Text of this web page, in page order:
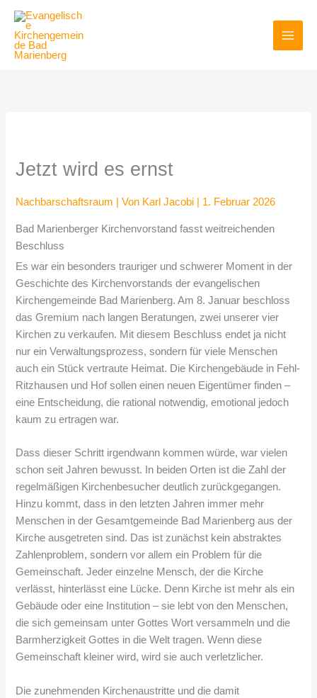
Inhalt
springen
Jetzt wird es ernst
Nachbarschaftsraum | Von Karl Jacobi 1. Februar 2026
Bad Marienberger Kirchenvorstand fasst weitreichenden
Beschluss
Es war ein besonders trauriger und schwerer Moment in der
Geschichte des Kirchenvorstands der evangelischen
Kirchengemeinde Bad Marienberg. Am 8. Januar beschloss
das Gremium nach langen Beratungen, zwei unserer vier
Kirchen zu verkaufen. Mit diesem Beschluss endet ja nicht
nur ein Verwaltungsprozess, sondern für viele Menschen
auch ein Stück vertraute Heimat. Die Kirchengebäude in Fehl-
Ritzhausen und Hof sollen einen neuen Eigentümer finden –
eine Entscheidung, die rational notwendig, emotional jedoch
kaum zu ertragen war.
Dass dieser Schritt irgendwann kommen würde, war vielen
schon seit Jahren bewusst. In beiden Orten ist die Zahl der
regelmäßigen Kirchenbesucher deutlich zurückgegangen.
Hinzu kommt, dass in den letzten Jahren immer mehr
Menschen in der Gesamtgemeinde Bad Marienberg aus der
Kirche ausgetreten sind. Das ist zunächst kein abstraktes
Zahlenproblem, sondern vor allem ein Problem für die
Gemeinschaft. Jeder einzelne Mensch, der die Kirche
verlässt, hinterlässt eine Lücke. Denn Kirche ist mehr als ein
Gebäude oder eine Institution – sie lebt von den Menschen,
die sich gemeinsam unter Gottes Wort versammeln und die
Barmherzigkeit Gottes in die Welt tragen. Wenn diese
Gemeinschaft kleiner wird, wird sie auch verletzlicher.
Die zunehmenden Kirchenaustritte und die damit